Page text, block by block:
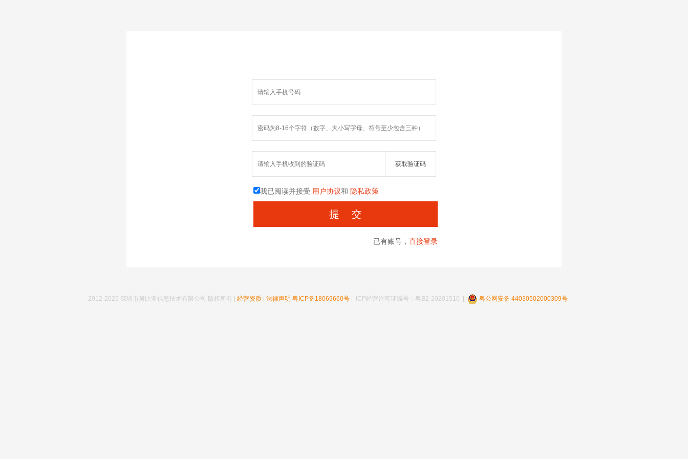
我已阅读并接受 用户协议和 隐私政策
已有账号， 直接登录
2012-2025 深圳市努比亚信息技术有限公司 版权所有 | 经营资质 法律声明 粤ICP备18069660号 | ICP经营许可证编号：粤B2-20201516 | 粤公网安备 44030502000309号